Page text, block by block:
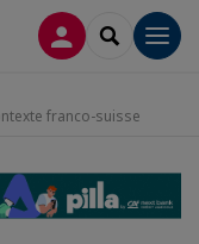
CONNEXION
franco-suisse